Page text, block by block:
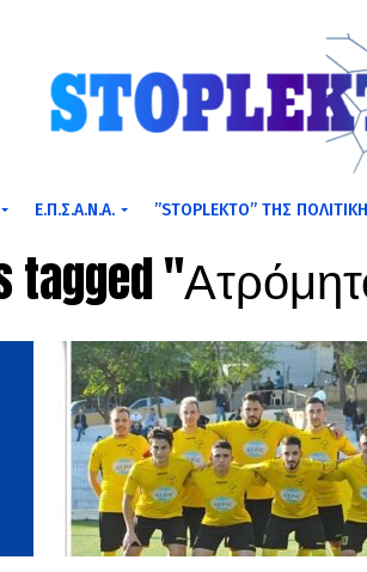
Ε.Π.Σ.Α.Ν.Α. ”STOPLEKTO” ΤΗΣ
tagged